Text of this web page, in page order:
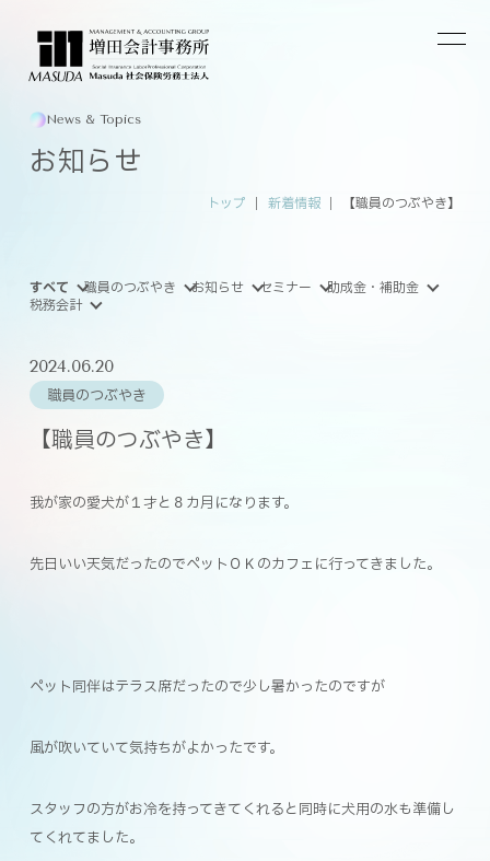
News & Topics
お知らせ
トップ 新着情報 【職員のつぶやき】
すべて 職員のつぶやき お知らせ セミナー
助成金・補助金
税務会計
2024.06.20
職員のつぶやき
【職員のつぶやき】
我が家の愛犬が１才と８カ月になります。
先日いい天気だったのでペットＯＫのカフェに行ってきました。
ペット同伴はテラス席だったので少し暑かったのですが
風が吹いていて気持ちがよかったです。
スタッフの方がお冷を持ってきてくれると同時に犬用の水も準備し
てくれてました。